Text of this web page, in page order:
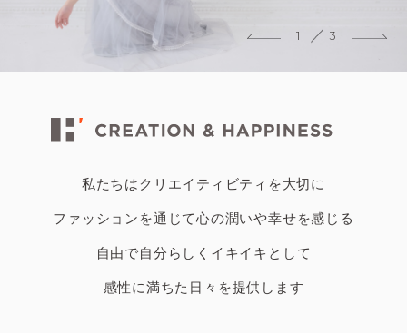
1 3
私たちはクリエイティビティを大切に
ファッションを通じて心の潤いや幸せを感じる
自由で自分らしくイキイキとして
感性に満ちた日々を提供します